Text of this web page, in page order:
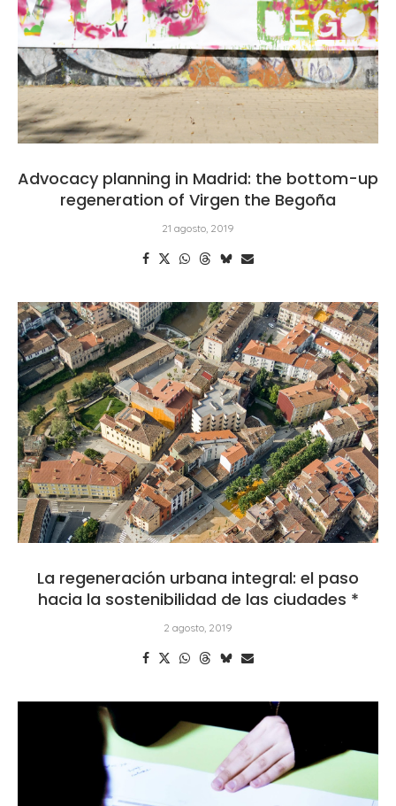
Advocacy planning in Madrid: the bottom-up
regeneration of Virgen the Begoña
21 agosto, 2019
La regeneración urbana integral: el paso
hacia la sostenibilidad de las ciudades *
2 agosto, 2019